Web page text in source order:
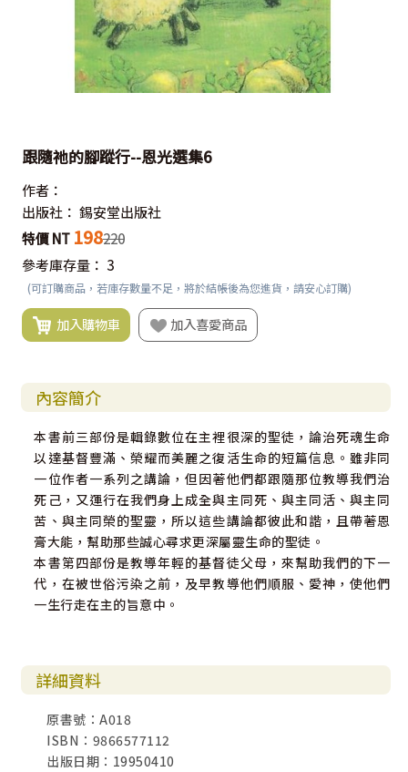
跟隨祂的腳蹤行--恩光選集6
作者：
出版社： 錫安堂出版社
特價 NT 198220
參考庫存量： 3
(可訂購商品，若庫存數量不足，將於結帳後為您進貨，請安心訂購)
加入購物車 加入喜愛商品
內容簡介
本書前三部份是輯錄數位在主裡很深的聖徒，論治死魂生命
以達基督豐滿、榮耀而美麗之復活生命的短篇信息。雖非同
一位作者一系列之講論，但因著他們都跟隨那位教導我們治
死己，又運行在我們身上成全與主同死、與主同活、與主同
苦、與主同榮的聖靈，所以這些講論都彼此和諧，且帶著恩
膏大能，幫助那些誠心尋求更深屬靈生命的聖徒。
本書第四部份是教導年輕的基督徒父母，來幫助我們的下一
代，在被世俗污染之前，及早教導他們順服、愛神，使他們
一生行走在主的旨意中。
詳細資料
原書號：A018
ISBN：9866577112
出版日期：19950410